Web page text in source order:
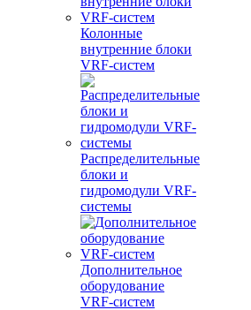
Колонные
внутренние блоки
VRF-систем
Распределительные
блоки и
гидромодули VRF-
системы
Дополнительное
оборудование
VRF-систем